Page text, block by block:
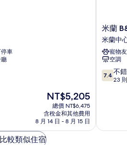
車
現
在
價
格
為
NT$5,205
NT$5,205
總價 NT$6,475
含稅金和其他費用
8 月 14 日 - 8 月 15 日
米
蘭
B&B
飯
店
杜
莫
米蘭
米蘭中
寵物
空調
7.4
分，
錯
7.4 不
23
比較類似住宿